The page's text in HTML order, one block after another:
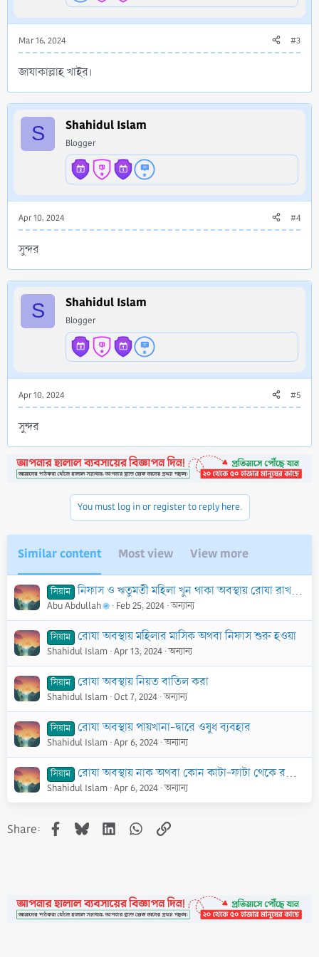
Mar 16, 2024 #3
জাযাকাল্লাহ খাইর।
S Shahidul Islam
Blogger
Apr 10, 2024 #4
সুন্দর
S Shahidul Islam
Blogger
Apr 10, 2024 #5
সুন্দর
You must log in or register to reply here.
Similar content Most view View more
সিয়াম নিফাস ও ঋতুমতী মহিলা খুন থাকা অবস্থায় রোযা রাখবে না
Abu Abdullah Feb 25, 2024 অন্যান্য
সিয়াম রোযা অবস্থায় মহিলার মাসিক অথবা নিফাস শুরু হওয়া
Shahidul Islam Apr 13, 2024 অন্যান্য
সিয়াম রোযা অবস্থায় নিয়ত বাতিল করা
Shahidul Islam Oct 7, 2024 অন্যান্য
সিয়াম রোযা অবস্থায় পায়খানা-দ্বারে ওষুধ ব্যবহার
Shahidul Islam Apr 6, 2024 অন্যান্য
সিয়াম রোযা অবস্থায় নাক অথবা কোন কাটা-ফাটা থেকে রক্ত বের হওয়া
Shahidul Islam Apr 6, 2024 অন্যান্য
Share: Facebook
BlueskyLinkedInWhatsApp
Link